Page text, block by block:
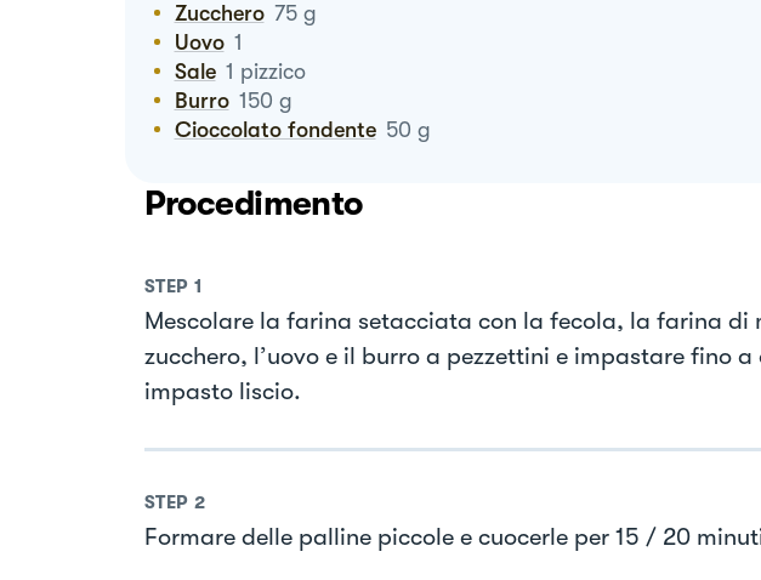
Zucchero 75 g
Uovo 1
Sale 1 pizzico
Burro 150 g
Cioccolato fondente 50 g
Procedimento
STEP 1
Mescolare la farina setacciata con la fecola, la farina di
zucchero, l’uovo e il burro a pezzettini e impastare fino a
impasto liscio.
STEP 2
Formare delle palline piccole e cuocerle per 15 / 20